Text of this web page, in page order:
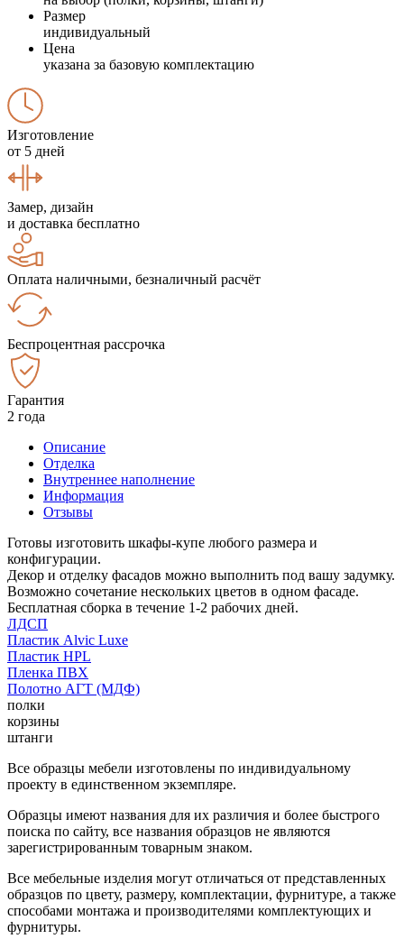
Размер
индивидуальный
Цена
указана за базовую комплектацию
Изготовление
от 5 дней
Замер, дизайн
и доставка бесплатно
Оплата наличными, безналичный расчёт
Беспроцентная рассрочка
Гарантия
2 года
Описание
Отделка
Внутреннее наполнение
Информация
Отзывы
Готовы изготовить шкафы-купе любого размера и
конфигурации.
Декор и отделку фасадов можно выполнить под вашу задумку.
Возможно сочетание нескольких цветов в одном фасаде.
Бесплатная сборка в течение 1-2 рабочих дней.
ЛДСП
Пластик Alvic Luxe
Пластик HPL
Пленка ПВХ
Полотно АГТ (МДФ)
полки
корзины
штанги
Все образцы мебели изготовлены по индивидуальному
проекту в единственном экземпляре.
Образцы имеют названия для их различия и более быстрого
поиска по сайту, все названия образцов не являются
зарегистрированным товарным знаком.
Все мебельные изделия могут отличаться от представленных
образцов по цвету, размеру, комплектации, фурнитуре, а также
способами монтажа и производителями комплектующих и
фурнитуры.